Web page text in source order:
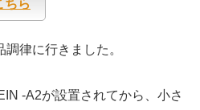
ちら
律に行きました。
-A2が設置されてから、小さ